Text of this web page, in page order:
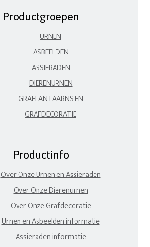
Productgroepen
URNEN
ASBEELDEN
ASSIERADEN
DIERENURNEN
GRAFLANTAARNS EN
GRAFDECORATIE
Productinfo
Over Onze Urnen en Assieraden
Over Onze Dierenurnen
Over Onze Grafdecoratie
Urnen en Asbeelden informatie
Assieraden informatie